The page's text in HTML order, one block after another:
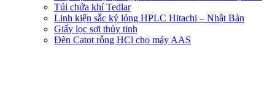
Túi chứa khí Tedlar
Linh kiện sắc ký lỏng HPLC Hitachi – Nhật Bản
Giấy lọc sợi thủy tinh
Đèn Catot rỗng HCl cho máy AAS